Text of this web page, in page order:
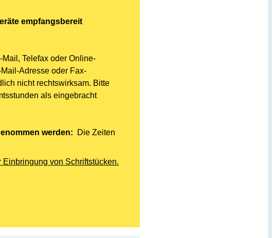
empfangsbereit
Telefax oder Online-
Adresse oder Fax-
nicht rechtswirksam. Bitte
als eingebracht
werden:
Die Zeiten
von Schriftstücken.